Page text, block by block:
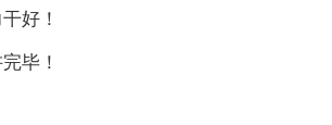
好！
毕！